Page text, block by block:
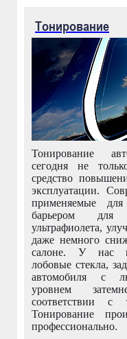
Тонирование
Тонирование
сегодня не
средство
эксплуатации.
применяемые
барьером для
ультрафиолета,
даже немного
салоне. У нас
лобовые стекла,
автомобиля с
уровнем
соответствии с
Тонирование
профессионально.